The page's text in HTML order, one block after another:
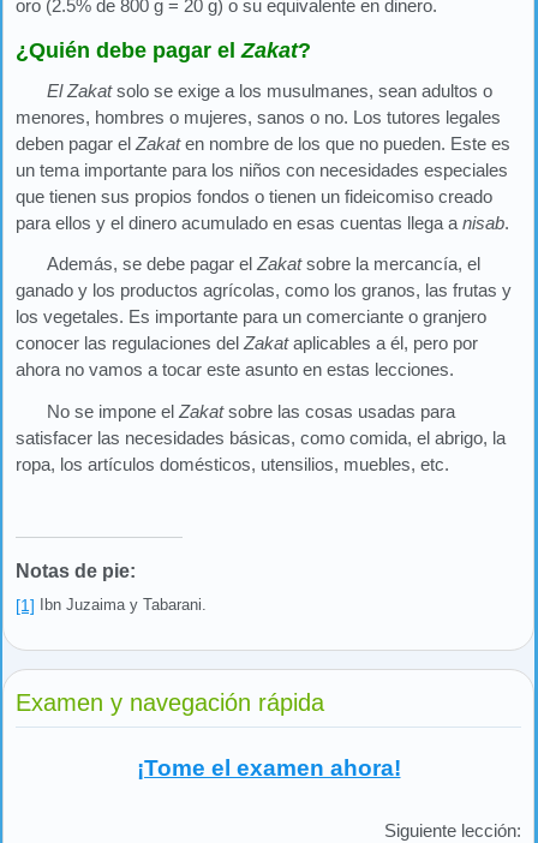
oro (2.5% de 800 g = 20 g) o su equivalente en dinero.
¿Quién debe pagar elZakat?
El Zakatsolo se exige a los musulmanes, sean adultos o
menores, hombres o mujeres, sanos o no. Los tutores legales
deben pagar el Zakaten nombre de los que no pueden. Este es
un tema importante para los niños con necesidades especiales
que tienen sus propios fondos o tienen un fideicomiso creado
para ellos y el dinero acumulado en esas cuentas llega a nisab.
Además, se debe pagar el Zakatsobre la mercancía, el
ganado y los productos agrícolas, como los granos, las frutas y
los vegetales. Es importante para un comerciante o granjero
conocer las regulaciones del Zakataplicables a él, pero por
ahora no vamos a tocar este asunto en estas lecciones.
No se impone elZakatsobre las cosas usadas para
satisfacer las necesidades básicas, como comida, el abrigo, la
ropa, los artículos domésticos, utensilios, muebles, etc.
Notas de pie:
[1] Ibn Juzaima y Tabarani.
Examen y navegación rápida
¡Tome el examen ahora!
Siguiente lección: